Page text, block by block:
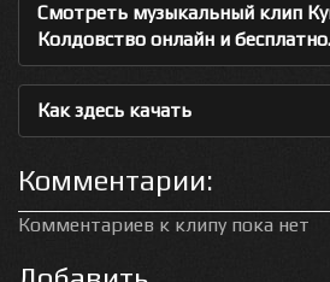
Смотреть музыкальный клип
Колдовство онлайн и бесплатно.
Как здесь качать
Комментарии:
Комментариев к клипу пока нет